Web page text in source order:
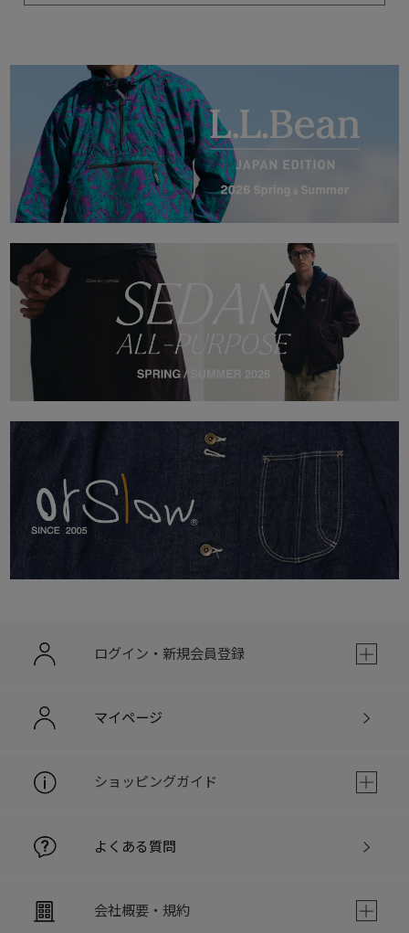
ログイン・新規会員登録
マイページ
ショッピングガイド
よくある質問
会社概要・規約